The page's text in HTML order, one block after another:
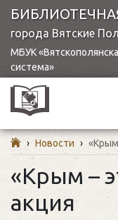
города Вятские
МБУК
система»
› Новости › «Крым
«Крым –
акция